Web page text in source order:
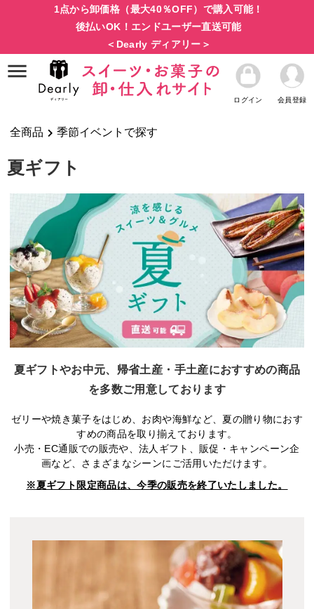
1点から卸価格（最大40％OFF）で購入可能！
後払いOK！エンドユーザー直送可能
＜Dearly ディアリー＞
ログイン 会員登録
全商品 季節イベントで探す
夏ギフト
夏ギフトやお中元、帰省土産・手土産におすすめの商品
を多数ご用意しております
ゼリーや焼き菓子をはじめ、お肉や海鮮など、夏の贈り物におす
すめの商品を取り揃えております。
小売・EC通販での販売や、法人ギフト、販促・キャンペーン企
画など、さまざまなシーンにご活用いただけます。
※夏ギフト限定商品は、今季の販売を終了いたしました。